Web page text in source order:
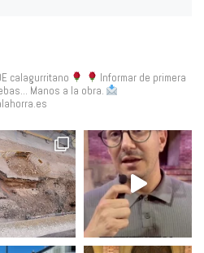
calagurritano
Informar de primera
Manos a la obra.